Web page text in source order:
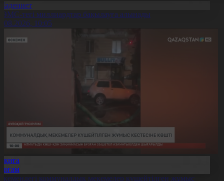
тегі миллиардтар бақылауға алынады
10:05
коммуналдық мекемелер күшейтілген жұмыс